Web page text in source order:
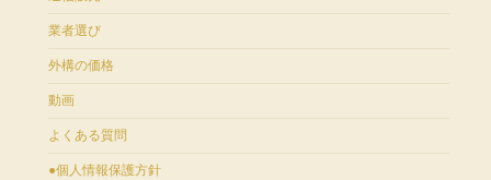
業者選び
外構の価格
動画
よくある質問
●個人情報保護方針